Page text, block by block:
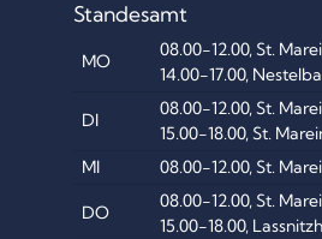
Standesamt
MO
08.00-12.00, St.
14.00-17.00,
DI
08.00-12.00, St.
15.00-18.00, St.
MI
08.00-12.00, St.
DO
08.00-12.00, St.
15.00-18.00,